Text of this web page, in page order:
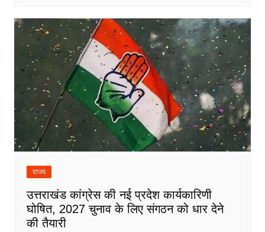
राज्य
उत्तराखंड कांग्रेस की नई प्रदेश कार्यकारिणी
घोषित, 2027 चुनाव के लिए संगठन को धार देने
की तैयारी